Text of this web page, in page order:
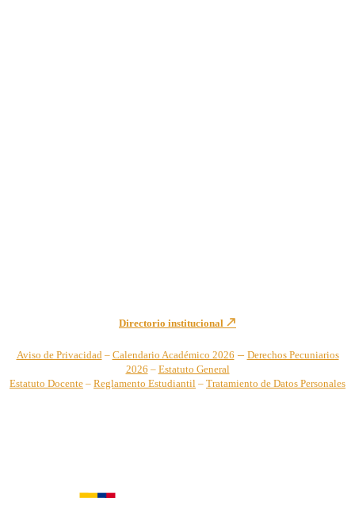
Directorio institucional
Aviso de Privacidad – Calendario Académico 2026 – Derechos Pecuniarios
2026 – Estatuto General
Estatuto Docente – Reglamento Estudiantil – Tratamiento de Datos Personales